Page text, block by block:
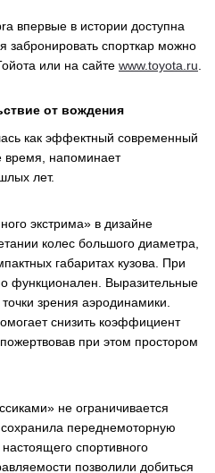
впервые в истории доступна
забронировать спорткар можно
или на сайте www.toyota.ru
от вождения
как эффектный современный
время, напоминает
лет.
экстрима» в дизайне
колес большого диаметра,
габаритах кузова. При
функционален. Выразительные
зрения аэродинамики.
снизить коэффициент
при этом простором
не ограничивается
переднемоторную
спортивного
позволили добиться